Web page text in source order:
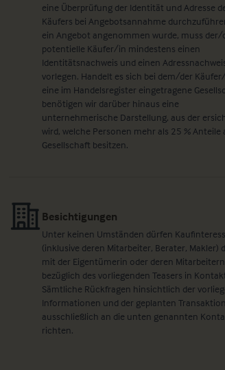
eine Überprüfung der Identität und Adresse
Käufers bei Angebotsannahme
ein Angebot angenommen wurde, muss der/
potentielle Käufer/in mindestens einen
Identitätsnachweis und einen
vorlegen. Handelt es sich bei dem/der
eine im Handelsregister eingetragene
benötigen wir darüber hinaus eine
unternehmerische Darstellung, aus der
wird, welche Personen mehr als 25 % Anteile
Gesellschaft besitzen.
Besichtigungen
Unter keinen Umständen dürfen
(inklusive deren Mitarbeiter, Berater, Makler)
mit der Eigentümerin oder deren Mitarbeitern
bezüglich des vorliegenden Teasers in
Sämtliche Rückfragen hinsichtlich der
Informationen und der geplanten
ausschließlich an die unten genannten
richten.